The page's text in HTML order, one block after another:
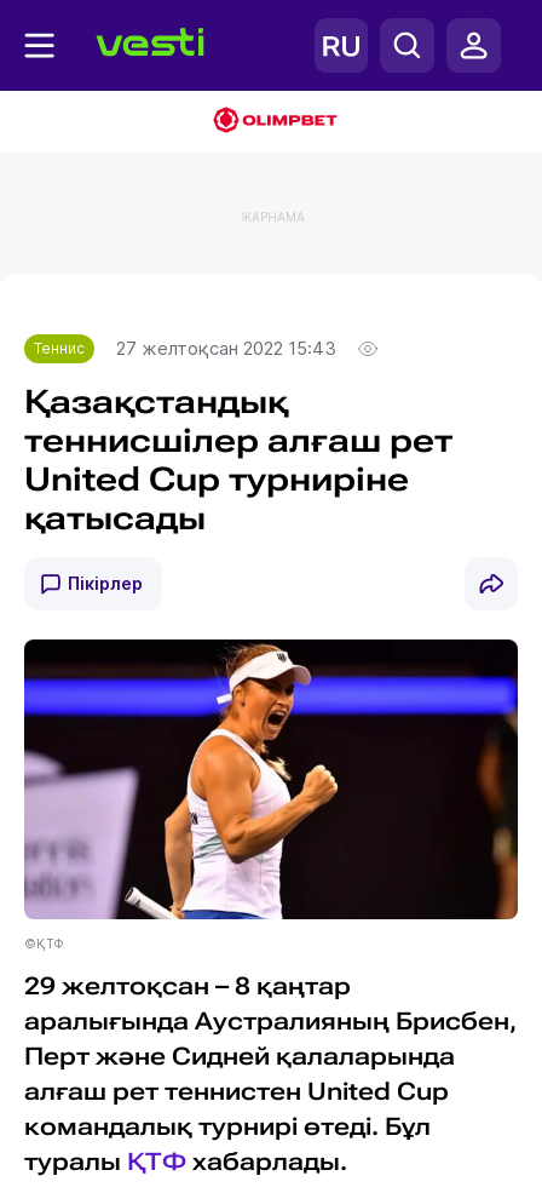
ЖАРНАМА
Теннис 27 желтоқсан 2022 15:43
Қазақстандық
теннисшілер алғаш рет
United Cup турниріне
қатысады
Пікірлер
©ҚТФ
29 желтоқсан – 8 қаңтар
аралығында Аустралияның Брисбен,
Перт және Сидней қалаларында
алғаш рет теннистен United Cup
командалық турнирі өтеді. Бұл
туралы ҚТФхабарлады.